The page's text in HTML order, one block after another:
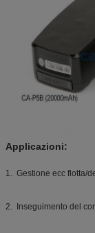
Applicazioni:
1. Gestione ecc flotta/
2. Inseguimento del